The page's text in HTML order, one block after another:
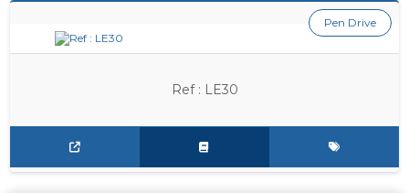
Ref : LE30
Pen Drive